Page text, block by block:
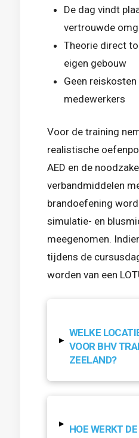
De dag vindt
vertrouwde
Theorie direct
eigen gebouw
Geen
medewerkers
Voor de training
realistische
AED en de
verbandmiddelen
brandoefening
simulatie- en
meegenomen.
tijdens de
worden van een
▸
WELKE
VOOR BHV
ZEELAND?
▸
HOE WERKT